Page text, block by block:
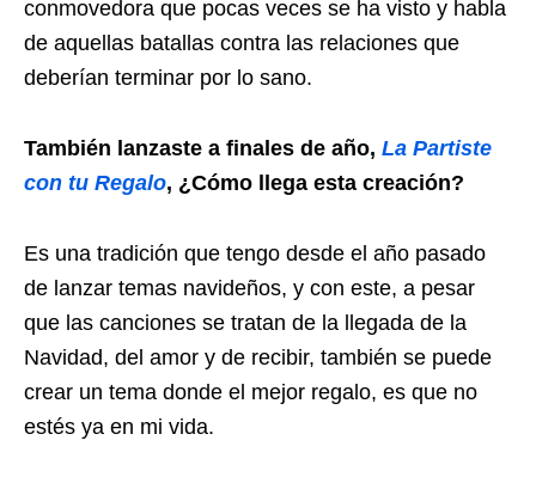
conmovedora que pocas veces se ha visto y habla
de aquellas batallas contra las relaciones que
deberían terminar por lo sano.
También lanzaste a finales de año, La Partiste
con tu Regalo, ¿Cómo llega esta creación?
Es una tradición que tengo desde el año pasado
de lanzar temas navideños, y con este, a pesar
que las canciones se tratan de la llegada de la
Navidad, del amor y de recibir, también se puede
crear un tema donde el mejor regalo, es que no
estés ya en mi vida.